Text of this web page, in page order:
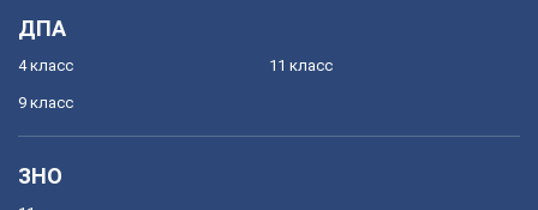
ДПА
4 класс
9 класс
11 класс
ЗНО